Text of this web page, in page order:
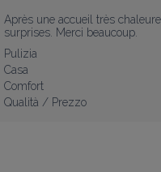
Après une accueil très
surprises. Merci beaucoup.
Pulizia
Casa
Comfort
Qualità / Prezzo